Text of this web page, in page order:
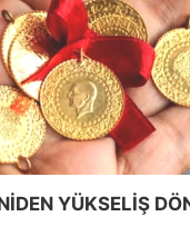
YÜKSELİŞ